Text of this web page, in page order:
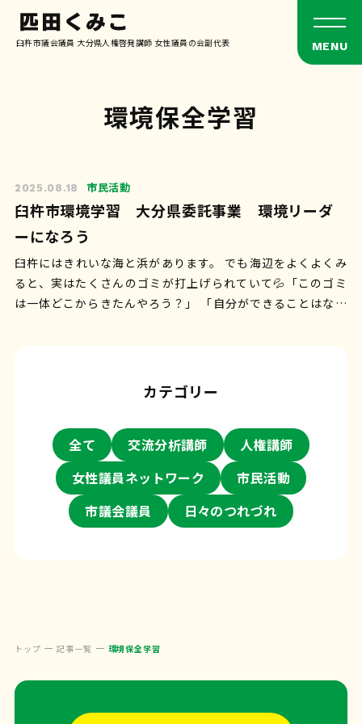
臼杵市議会議員 大分県人権啓発講師 女性議員の会副代表
環境保全学習
2025.08.18 市民活動
臼杵市環境学習 大分県委託事業 環境リーダ
ーになろう
臼杵にはきれいな海と浜があります。 でも海辺をよくよくみ
ると、実はたくさんのゴミが打上げられていて💦「このゴミ
は一体どこからきたんやろう？」 「自分ができることはなん
カテゴリー
全て 交流分析講師
人権講師
女性議員ネットワーク
市民活動
市議会議員
日々のつれづれ
トップ 記事一覧 環境保全学習